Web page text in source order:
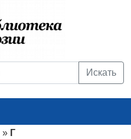
Искать
» Г